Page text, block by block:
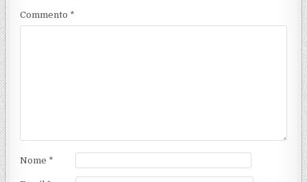
Commento *
Nome *